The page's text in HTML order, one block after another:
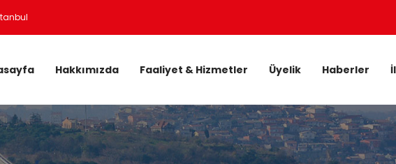
Hakkımızda Faaliyet & Hizmetler Üyelik Haberler